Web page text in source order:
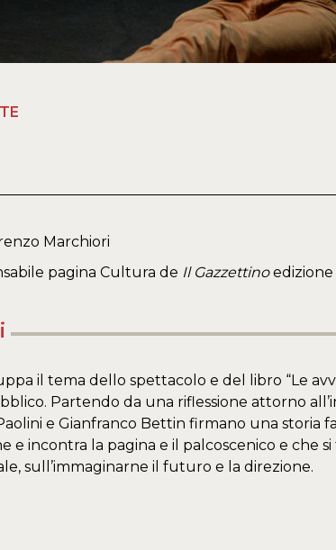
Marchiori
pagina Cultura de Il Gazzettinoedizione
il tema dello spettacolo e del libro “Le
Partendo da una riflessione attorno
e Gianfranco Bettin firmano una storia
e incontra la pagina e il palcoscenico e che
sull’immaginarne il futuro e la direzione.